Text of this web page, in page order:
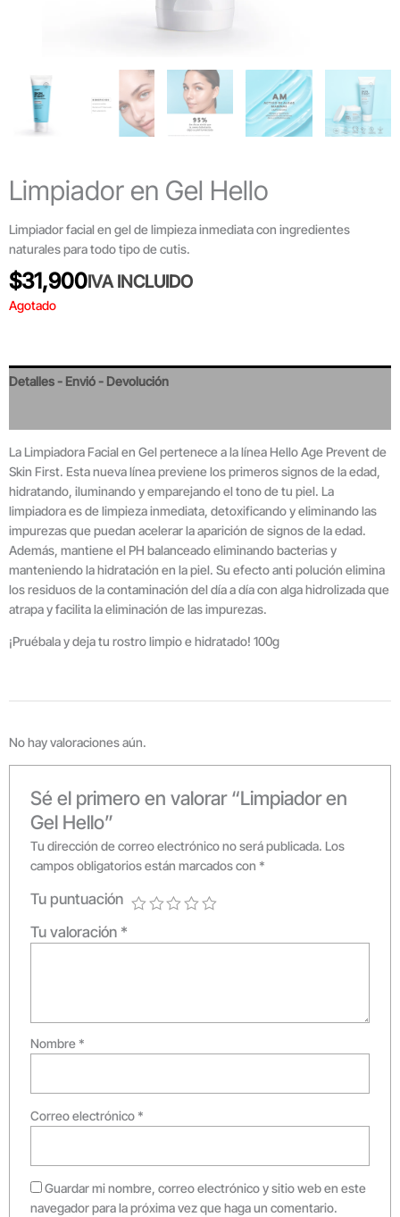
Limpiador en Gel Hello
Limpiador facial en gel de limpieza inmediata con ingredientes
naturales para todo tipo de cutis.
$31,900IVA INCLUIDO
Agotado
Detalles - Envió - Devolución
La Limpiadora Facial en Gel pertenece a la línea Hello Age Prevent de
Skin First. Esta nueva línea previene los primeros signos de la edad,
hidratando, iluminando y emparejando el tono de tu piel. La
limpiadora es de limpieza inmediata, detoxificando y eliminando las
impurezas que puedan acelerar la aparición de signos de la edad.
Además, mantiene el PH balanceado eliminando bacterias y
manteniendo la hidratación en la piel. Su efecto anti polución elimina
los residuos de la contaminación del día a día con alga hidrolizada que
atrapa y facilita la eliminación de las impurezas.
¡Pruébala y deja tu rostro limpio e hidratado! 100g
No hay valoraciones aún.
Sé el primero en valorar “Limpiador en
Gel Hello”
Tu dirección de correo electrónico no será publicada. Los
campos obligatorios están marcados con *
Tu puntuación
Tu valoración *
Nombre *
Correo electrónico *
Guardar mi nombre, correo electrónico y sitio web en este
navegador para la próxima vez que haga un comentario.